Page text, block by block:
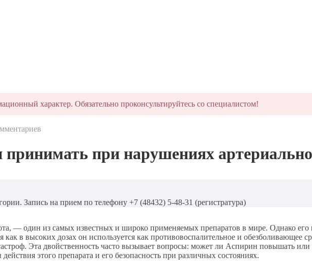
характер. Обязательно проконсультируйтесь со специалистом!
при нарушениях
Запись на прием по телефону +7 (48432) 5-48-31 (регистратура)
— один из самых известных и широко применяемых препаратов в мире. Однако его
как в высоких дозах он используется как противовоспалительное и обезболивающее
Эта двойственность часто вызывает вопросы: может ли Аспирин повышать
этого препарата и его безопасность при различных состояниях.